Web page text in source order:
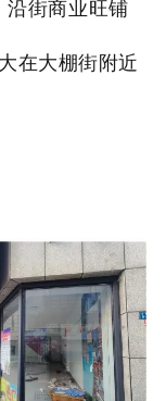
沿街商业旺铺
在大棚街附近